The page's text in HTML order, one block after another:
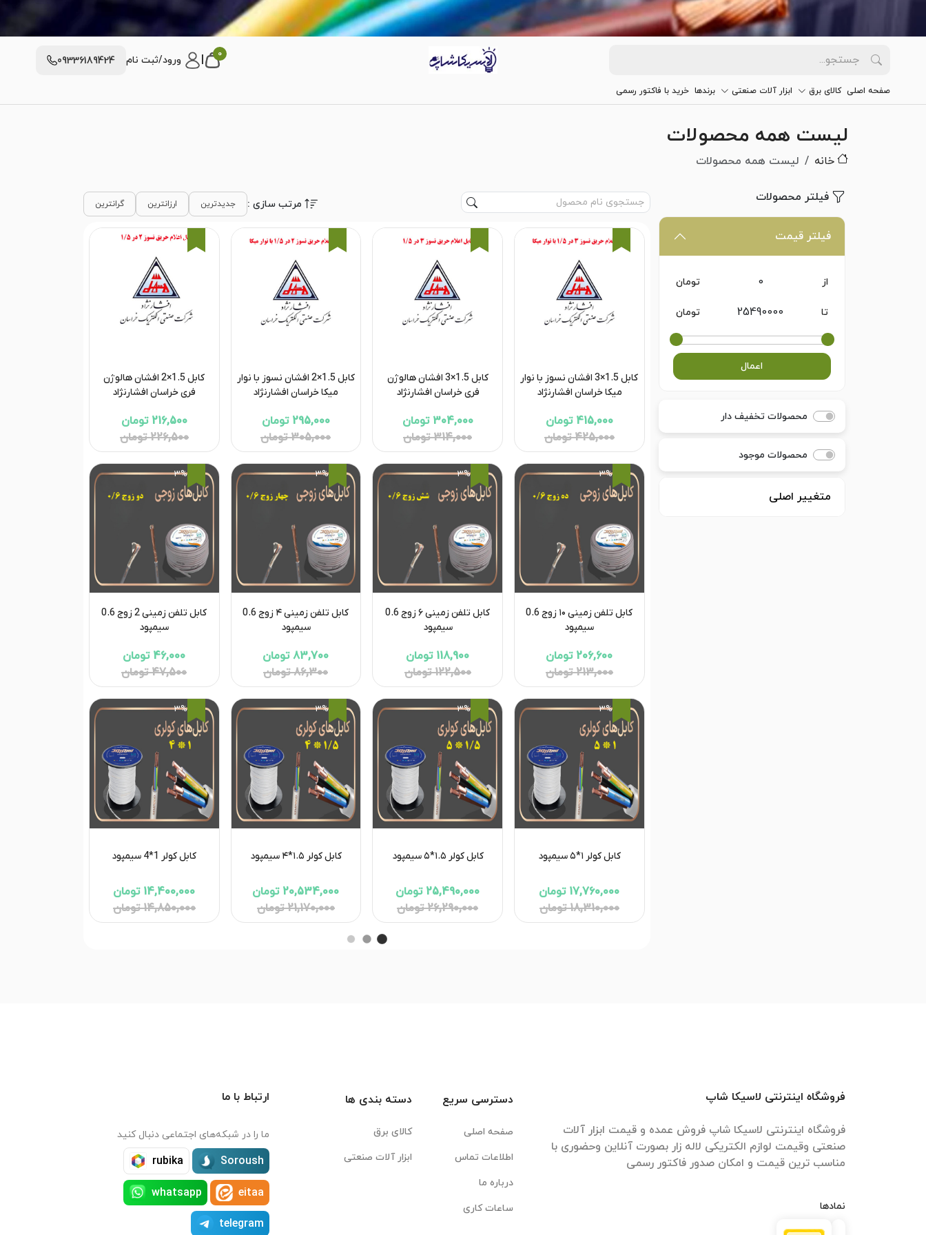
0 ورود/ثبت نام 09336189424
صفحه اصلی کالای برق ابزار آلات صنعتی برندها خرید با فاکتور رسمی
لیست همه محصولات
خانه لیست همه محصولات
فیلتر محصولات
فیلتر قیمت
از تومان
تا تومان
اعمال
محصولات تخفیف دار
محصولات موجود
متغییر اصلی
مرتب سازی : جدیدترین ارزانترین گرانترین
2%
کابل 1.5×3 افشان نسوز با نوار
میکا خراسان افشارنژاد
415,000 تومان
425,000 تومان
3%
کابل 1.5×3 افشان هالوژن
فری خراسان افشارنژاد
304,000 تومان
314,000 تومان
3%
کابل 1.5×2 افشان نسوز با نوار
میکا خراسان افشارنژاد
295,000 تومان
305,000 تومان
4%
کابل 1.5×2 افشان هالوژن
فری خراسان افشارنژاد
216,500 تومان
226,500 تومان
3%
کابل تلفن زمینی ۱۰ زوج 0.6
سیمپود
206,600 تومان
213,000 تومان
3%
کابل تلفن زمینی ۶ زوج 0.6
سیمپود
118,900 تومان
122,500 تومان
3%
کابل تلفن زمینی ۴ زوج 0.6
سیمپود
83,700 تومان
86,300 تومان
3%
کابل تلفن زمینی 2 زوج 0.6
سیمپود
46,000 تومان
47,500 تومان
3%
کابل کولر ۱*۵ سیمپود
17,760,000 تومان
18,310,000 تومان
3%
کابل کولر ۱.۵*۵ سیمپود
25,490,000 تومان
26,290,000 تومان
3%
کابل کولر ۱.۵*۴ سیمپود
20,534,000 تومان
21,170,000 تومان
3%
کابل کولر 1*4 سیمپود
14,400,000 تومان
14,850,000 تومان
فروشگاه اینترنتی لاسیکا شاپ
فروشگاه اینترنتی لاسیکا شاپ فروش عمده و قیمت ابزار آلات
صنعتی وقیمت لوازم الکتریکی لاله زار بصورت آنلاین وحضوری با
مناسب ترین قیمت و امکان صدور فاکتور رسمی
نمادها
دسترسی سریع
صفحه اصلی
اطلاعات تماس
درباره ما
ساعات کاری
دسته بندی ها
کالای برق
ابزار آلات صنعتی
ارتباط با ما
ما را در شبکه‌های اجتماعی دنبال کنید
Soroush
rubika
eitaa
whatsapp
telegram